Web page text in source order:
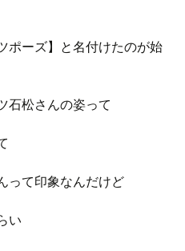
ポーズ】と名付けたのが始
石松さんの姿って
って印象なんだけど
い